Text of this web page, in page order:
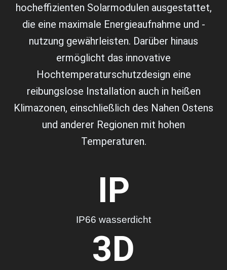
hocheffizienten Solarmodulen ausgestattet,
die eine maximale Energieaufnahme und -
nutzung gewährleisten. Darüber hinaus
ermöglicht das innovative
Hochtemperaturschutzdesign eine
reibungslose Installation auch in heißen
Klimazonen, einschließlich des Nahen Ostens
und anderer Regionen mit hohen
Temperaturen.
IP66 wasserdicht
IP
3D